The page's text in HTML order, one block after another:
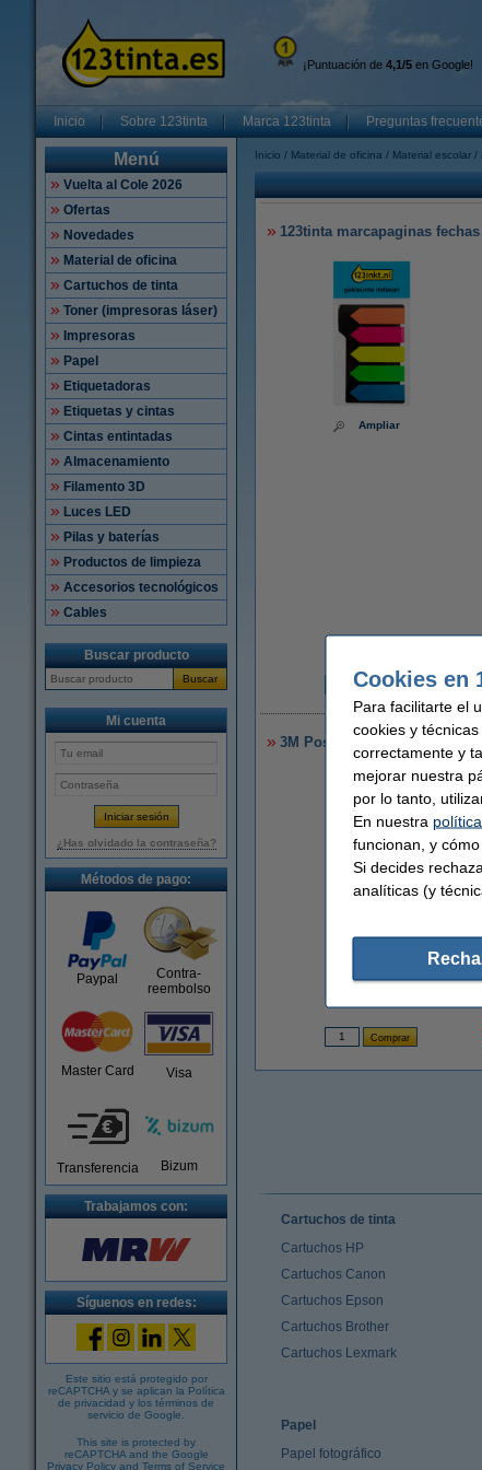
¡Puntuación de 4,1/5 en Google!
Inicio Sobre 123tinta Marca 123tinta Preguntas
Menú
Vuelta al Cole 2026
Ofertas
Novedades
Material de oficina
Cartuchos de tinta
Toner (impresoras láser)
Impresoras
Papel
Etiquetadoras
Etiquetas y cintas
Cintas entintadas
Almacenamiento
Filamento 3D
Luces LED
Pilas y baterías
Productos de limpieza
Accesorios tecnológicos
Cables
Buscar producto
Buscar
Mi cuenta
¿Has olvidado la contraseña?
Métodos de pago:
Paypal
Contra-
reembolso
Master Card Visa
Transferencia Bizum
Trabajamos con:
Síguenos en redes:
Este sitio está protegido por
reCAPTCHA y se aplican la Política
de privacidad y los términos de
servicio de Google
This site is protected by
reCAPTCHA and the Google
Privacy Policy and Terms of Service
Inicio Material de oficina Material escolar
123tinta marcapaginas
Ampliar
3M Post-it marcapaginas
Ampliar
Cartuchos de tinta
Cartuchos HP
Cartuchos Canon
Cartuchos Epson
Cartuchos Brother
Cartuchos Lexmark
Papel
Papel fotográfico
Cookies en
Para facilitarte el
cookies y
correctamente y
mejorar nuestra
por lo tanto,
En nuestra
funcionan, y
Si decides
analíticas (y